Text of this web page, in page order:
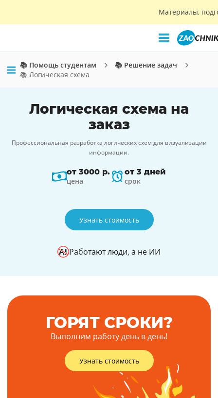
Материалы,
📚 Помощь студентам
📚 Решение задач
📚 Логическая схема
Логическая схема на
заказ
Профессиональная разработка логических схем для визуализации
информации.
от 3000 р.
цена
от 3 дней
срок
Узнать стоимость
Работают люди, а не ИИ
ГОРЯТ СРОКИ?
Выполним работу день в день!
Узнать стоимость